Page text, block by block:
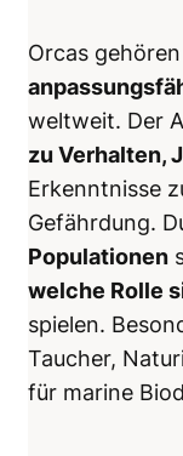
Orcas
weltweit. Der
zu Verhalten,
Erkenntnisse
Gefährdung.
Populationen
welche Rolle
spielen.
Taucher,
für marine